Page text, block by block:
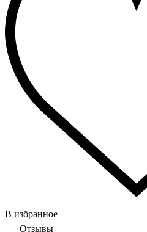
В избранное
Отзывы